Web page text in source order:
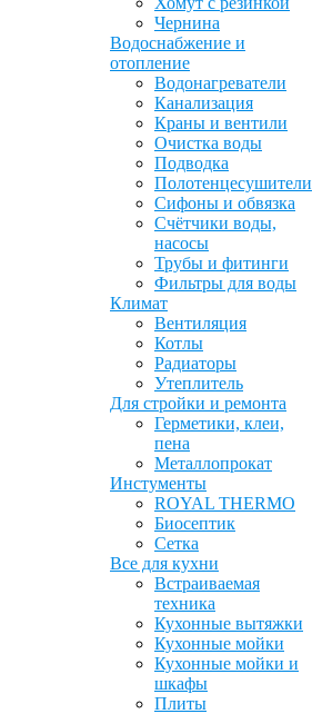
Чернина
Водоснабжение и
отопление
Водонагреватели
Канализация
Краны и вентили
Очистка воды
Подводка
Полотенцесушители
Сифоны и обвязка
Счётчики воды,
насосы
Трубы и фитинги
Фильтры для воды
Климат
Вентиляция
Котлы
Радиаторы
Утеплитель
Для стройки и ремонта
Герметики, клеи,
пена
Металлопрокат
Инстументы
ROYAL THERMO
Биосептик
Сетка
Все для кухни
Встраиваемая
техника
Кухонные вытяжки
Кухонные мойки
Кухонные мойки и
шкафы
Плиты